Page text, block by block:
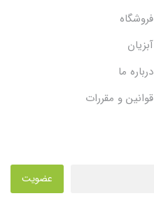
فروشگاه
آبزیان
درباره ما
قوانین و مقررات
عضویت